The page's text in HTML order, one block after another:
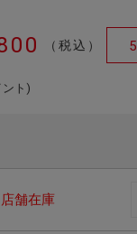
（税込）
ント)
店舗在庫